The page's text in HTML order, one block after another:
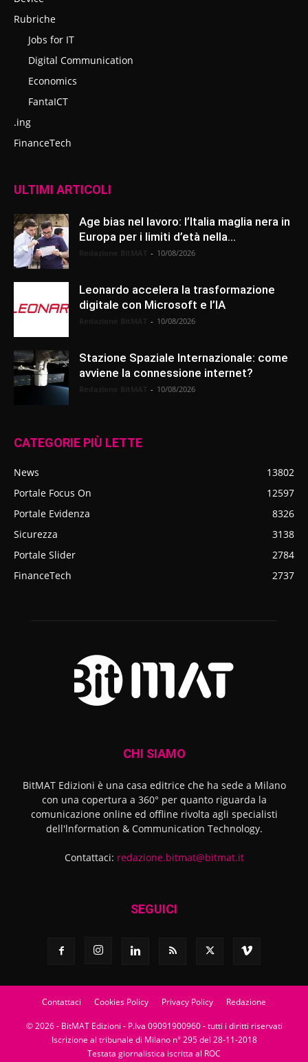
Rubriche
Jobs for IT
Digital Communication
Economics
FantaICT
.ing
FinanceTech
ULTIMI ARTICOLI
Age bias nel lavoro: l’Italia maglia nera in
Europa per i limiti d’età nella...
- 10/08/2026
Leonardo accelera la trasformazione
digitale con Microsoft e l’IA
- 10/08/2026
Stazione Spaziale Internazionale: come
avviene la connessione internet?
- 10/08/2026
CATEGORIE PIÙ LETTE
News
13802
Portale Focus On
12597
Portale Evidenza
8326
Sicurezza
3138
Portale Slider
2784
FinanceTech
2737
CHI SIAMO
BitMAT Edizioni è una casa editrice che ha sede a Milano
con una copertura a 360° per quanto riguarda la
comunicazione online ed offline rivolta agli specialisti
dell'lnformation & Communication Technology.
Contattaci: redazione.bitmat@bitmat.it
SEGUICI
Contattaci Cookies Policy Privacy Policy Redazione
© 2026 - BitMAT Edizioni - P.Iva 09091900960 - tutti i diritti riservati
Iscrizione al tribunale di Milano n° 295 del 28-11-2018
Testata giornalistica iscritta al ROC